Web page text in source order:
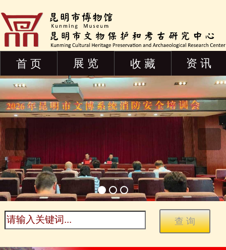
首 页 展 览 收 藏 资 讯